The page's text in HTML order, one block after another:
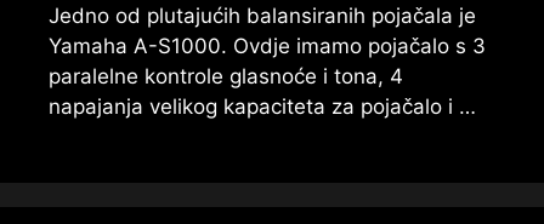
Jedno od plutajućih balansiranih pojačala je
Yamaha A-S1000. Ovdje imamo pojačalo s 3
paralelne kontrole glasnoće i tona, 4
napajanja velikog kapaciteta za pojačalo i …